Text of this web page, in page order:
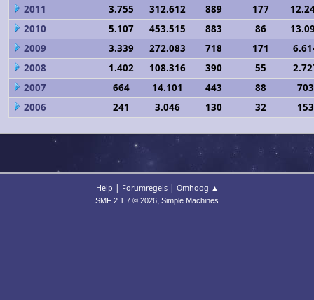
2011
3.755 312.612 889 177
2010
5.107 453.515 883 86
2009
3.339 272.083 718 171
2008
1.402 108.316 390 55
2007
664 14.101 443 88
2006
241 3.046 130 32
Help | Forumregels| Omhoog ▲
SMF 2.1.7 © 2026, Simple Machines